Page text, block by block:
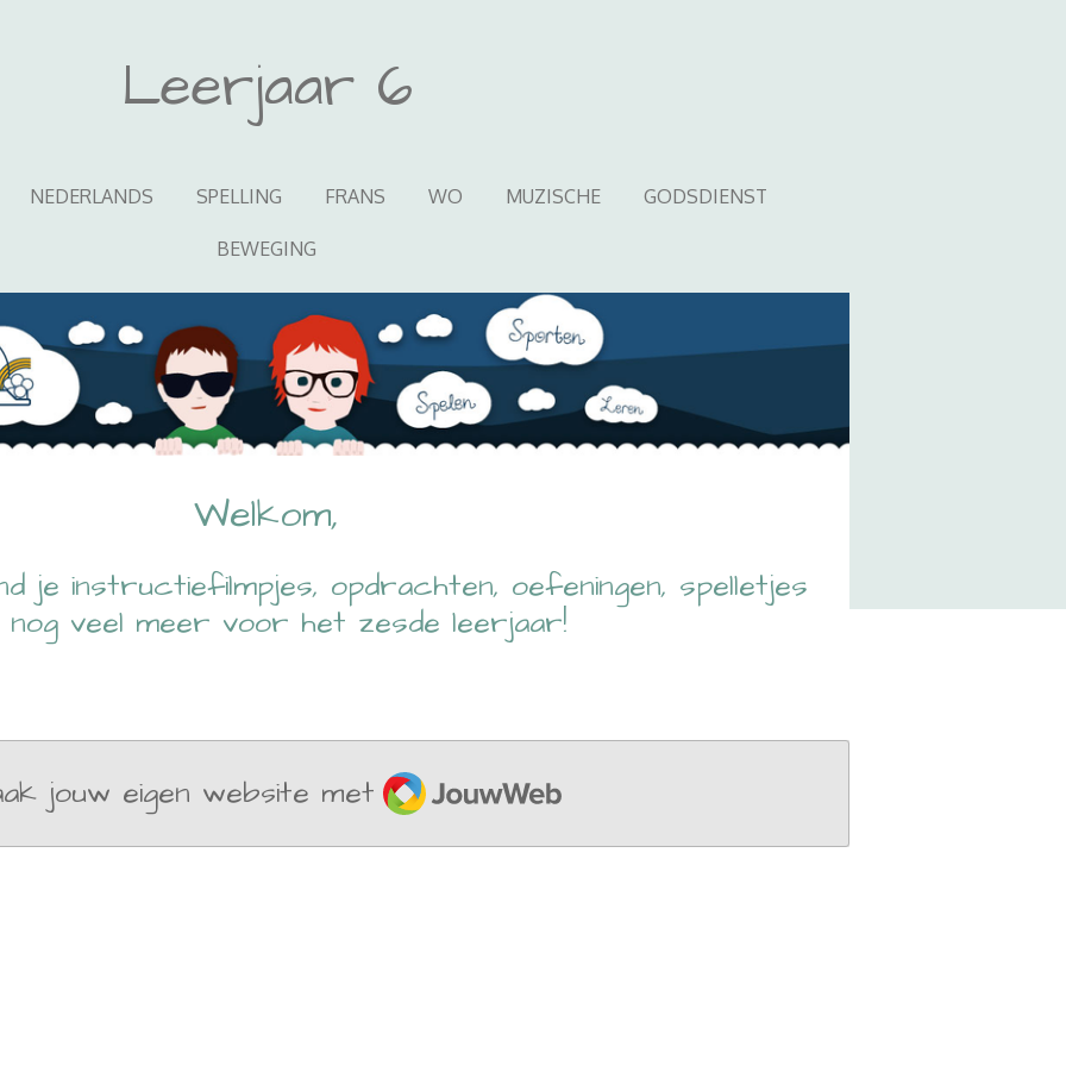
Leerjaar 6
NEDERLANDS SPELLING FRANS WO MUZISCHE GODSDIENST
BEWEGING
Welkom,
je instructiefilmpjes, opdrachten, oefeningen, spelletjes
nog veel meer voor het zesde leerjaar!
jouw eigen website met JouwWeb